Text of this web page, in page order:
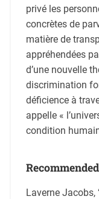
privé les
concrètes de
matière de
appréhendées
d’une nouvelle
discrimination
déficience à
appelle «
condition
Laverne